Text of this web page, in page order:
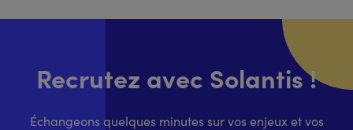
Recrutez avec Solantis !
Échangeons quelques minutes sur vos enjeux et vos